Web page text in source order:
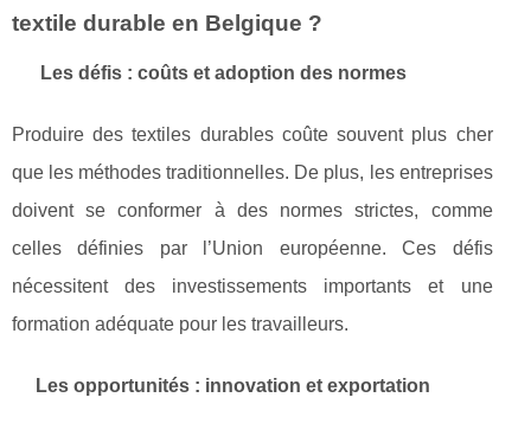
textile durable en Belgique ?
Les défis : coûts et adoption des normes
Produire des textiles durables coûte souvent plus cher
que les méthodes traditionnelles. De plus, les entreprises
doivent se conformer à des normes strictes, comme
celles définies par l’Union européenne. Ces défis
nécessitent des investissements importants et une
formation adéquate pour les travailleurs.
Les opportunités : innovation et exportation